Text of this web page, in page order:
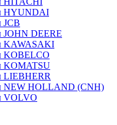
HYUNDAI
JCB
JOHN DEERE
KAWASAKI
KOBELCO
KOMATSU
LIEBHERR
NEW HOLLAND (CNH)
VOLVO